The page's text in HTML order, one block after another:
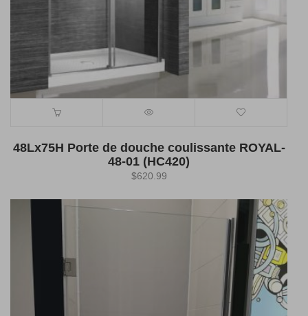
48Lx75H Porte de douche coulissante ROYAL-
48-01 (HC420)
$620.99